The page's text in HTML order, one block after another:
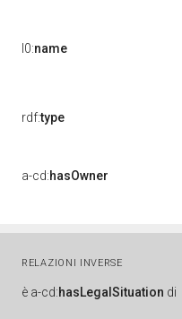
l0:name
rdf:type
a-cd:hasOwner
RELAZIONI INVERSE
è a-cd:hasLegalSituation di